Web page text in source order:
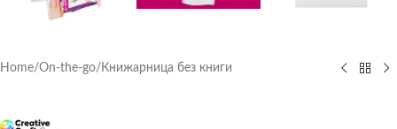
Home/On-the-go/ Книжарница без книги